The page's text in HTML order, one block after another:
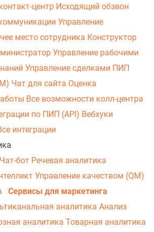
центр Исходящий обзвон
Управление
место сотрудника Конструктор
Управление рабочими
Управление сделками ПИП
Чат для сайта Оценка
Все возможности колл-центра
по ПИП (API) Вебхуки
интеграции
Чат-бот Речевая аналитика
Управление качеством (QM)
Сервисы для маркетинга
аналитика Анализ
аналитика Товарная аналитика